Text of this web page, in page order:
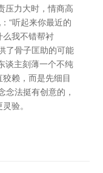
压力大时，情商高
“听起来你最近的
么我不错帮衬
了骨子匡助的可能
谈主刻薄一个不纯
赖，而是先细目
念法挺有创意的，
验。